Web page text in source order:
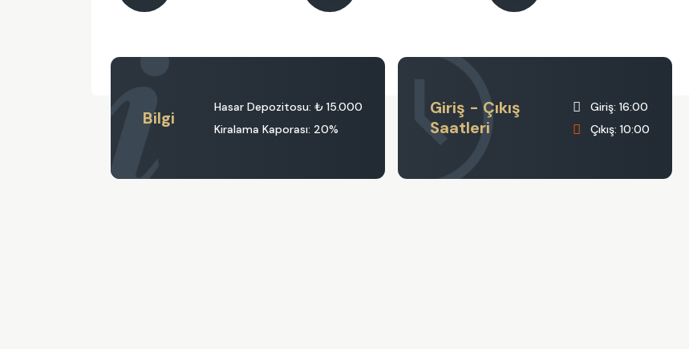
Bilgi
Hasar Depozitosu: ₺ 15.000
Kiralama Kaporası: 20%
Giriş - Çıkış
Saatleri
Giriş: 16:00
Çıkış: 10:00